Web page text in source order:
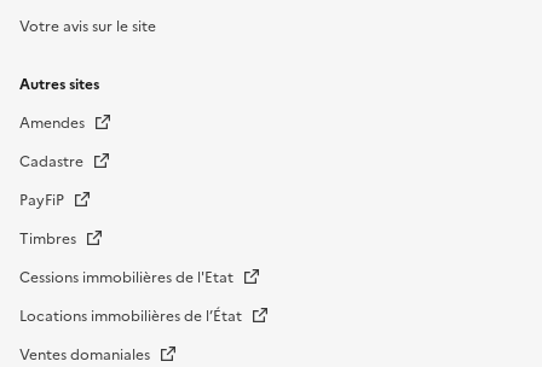
Votre avis sur le site
Autres sites
Amendes
Cadastre
PayFiP
Timbres
Cessions immobilières de l'Etat
Locations immobilières de l’État
Ventes domaniales